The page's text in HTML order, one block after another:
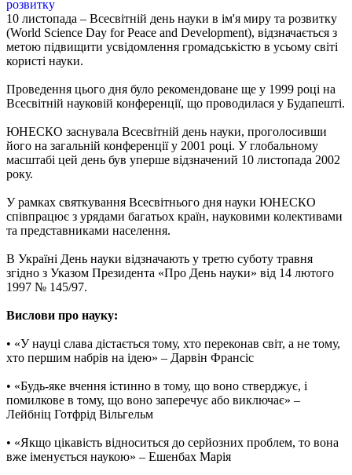
10 листопада – Всесвітній день науки в ім'я миру та розвитку
(World Science Day for Peace and Development), відзначається з
метою підвищити усвідомлення громадськістю в усьому світі
користі науки.
Проведення цього дня було рекомендоване ще у 1999 році на
Всесвітній науковій конференції, що проводилася у Будапешті.
ЮНЕСКО заснувала Всесвітній день науки, проголосивши
його на загальній конференції у 2001 році. У глобальному
масштабі цей день був уперше відзначений 10 листопада 2002
року.
У рамках святкування Всесвітнього дня науки ЮНЕСКО
співпрацює з урядами багатьох країн, науковими колективами
та представниками населення.
В Україні День науки відзначають у третю суботу травня
згідно з Указом Президента «Про День науки» від 14 лютого
1997 № 145/97.
Вислови про науку:
• «У науці слава дістається тому, хто переконав світ, а не тому,
хто першим набрів на ідею» – Дарвін Франсіс
• «Будь-яке вчення істинно в тому, що воно стверджує, і
помилковe в тому, що воно заперечує або виключає» –
Лейбніц Готфрід Вільгельм
• «Якщо цікавість відноситься до серйозних проблем, то вона
вже іменується наукою» – Ешенбах Марія